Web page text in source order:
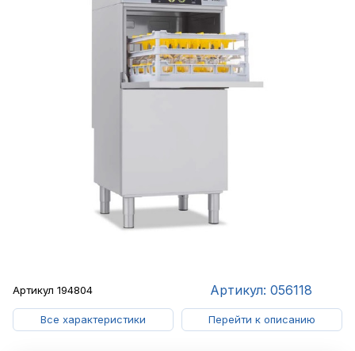
Артикул 194804 Артикул: 056118
Все характеристики Перейти к описанию